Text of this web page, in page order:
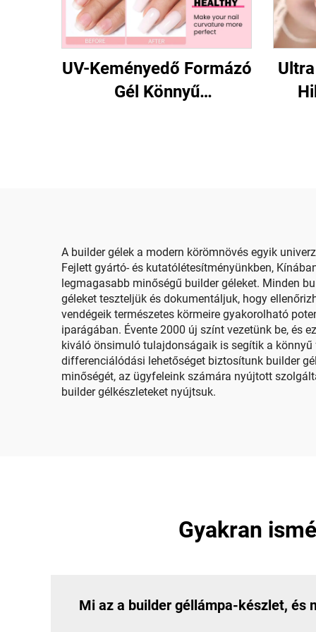
UV-Keményedő Formázó
Gél Könnyű
A builder gélek a modern körömnövés egyik
Fejlett gyártó- és kutatólétesítményünkben,
legmagasabb minőségű builder géleket. Minden
géleket teszteljük és dokumentáljuk, hogy
vendégeik természetes körmeire gyakorolható
iparágában. Évente 2000 új színt vezetünk be, és
kiváló önsimuló tulajdonságaik is segítik a
differenciálódási lehetőséget biztosítunk builder
minőségét, az ügyfeleink számára nyújtott
builder gélkészleteket nyújtsuk.
Gyakran
Mi az a builder géllámpa-készlet, és